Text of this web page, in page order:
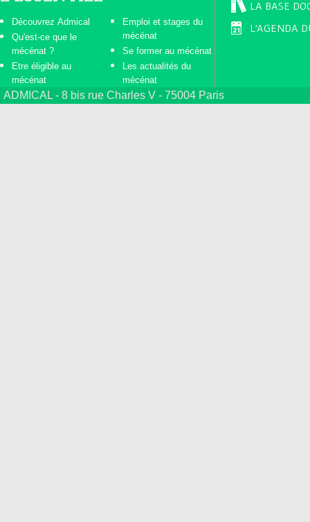
Découvrez Admical
Qu'est-ce que le
mécénat ?
Etre éligible au
mécénat
Emploi et stages du
mécénat
Se former au mécénat
Les actualités du
mécénat
LA BASE
L'AGENDA
ADMICAL - 8 bis rue Charles V - 75004 Paris